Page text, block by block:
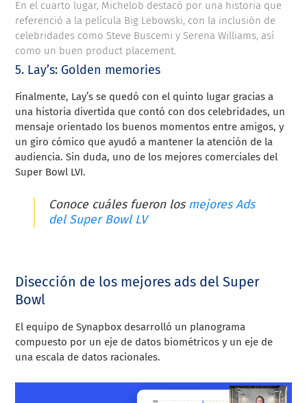
En el cuarto lugar, Michelob destacó por una historia que
referenció a la película Big Lebowski, con la inclusión de
celebridades como Steve Buscemi y Serena Williams, así
como un buen product placement.
5. Lay’s: Golden memories
Finalmente, Lay’s se quedó con el quinto lugar gracias a
una historia divertida que contó con dos celebridades, un
mensaje orientado los buenos momentos entre amigos, y
un giro cómico que ayudó a mantener la atención de la
audiencia. Sin duda, uno de los mejores comerciales del
Super Bowl LVI.
Conoce cuáles fueron losmejores Ads
del Super Bowl LV
Disección de los mejores ads del Super
Bowl
El equipo de Synapbox desarrolló un planograma
compuesto por un eje de datos biométricos y un eje de
una escala de datos racionales.